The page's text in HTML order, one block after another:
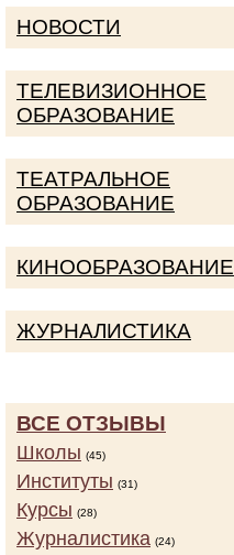
НОВОСТИ
ТЕЛЕВИЗИОННОЕ
ОБРАЗОВАНИЕ
ТЕАТРАЛЬНОЕ
ОБРАЗОВАНИЕ
КИНООБРАЗОВАНИЕ
ЖУРНАЛИСТИКА
ВСЕ ОТЗЫВЫ
Школы (45)
Институты (31)
Курсы (28)
Журналистика (24)